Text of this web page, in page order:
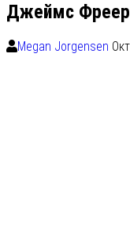
Джеймс Фреер
Megan Jorgensen